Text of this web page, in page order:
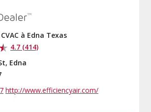
à Edna Texas
4.7 (414)
Edna
http://www.efficiencyair.com/